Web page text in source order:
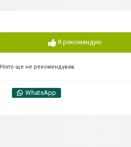
Я рекомендую
Ніхто ще не рекомендував
WhatsApp